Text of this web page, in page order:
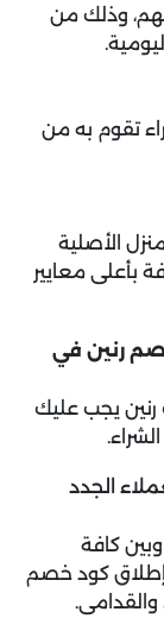
وذلك من
تقوم به من
الأصلية
بأعلى معايير
رنين في
يجب عليك
الجدد
كافة
بإطلاق كود خصم